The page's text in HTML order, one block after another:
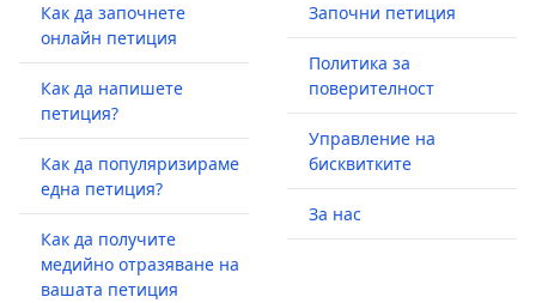
Как да започнете
онлайн петиция
Как да напишете
петиция?
Как да популяризираме
една петиция?
Как да получите
медийно отразяване на
вашата петиция
Започни петиция
Политика за
поверителност
Управление на
бисквитките
За нас